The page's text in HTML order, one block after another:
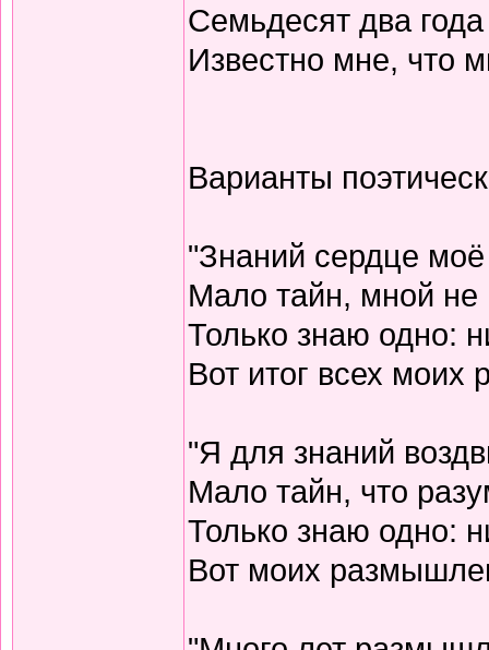
Семьдесят два
Известно мне, что
Варианты
"Знаний сердце
Мало тайн, мной не
Только знаю одно:
Вот итог всех моих
"Я для знаний
Мало тайн, что
Только знаю одно:
Вот моих